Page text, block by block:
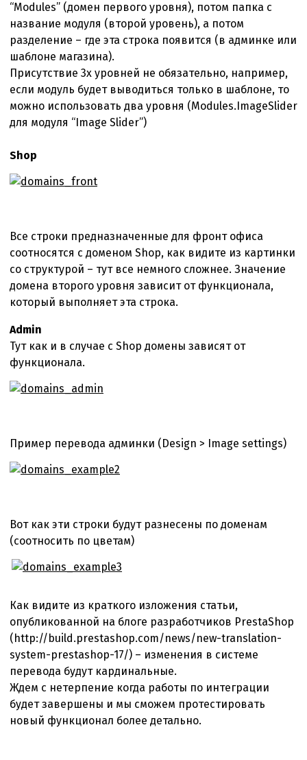
“Modules” (домен первого уровня), потом папка с
название модуля (второй уровень), а потом
разделение – где эта строка появится (в админке или
шаблоне магазина).
Присутствие 3х уровней не обязательно, например,
если модуль будет выводиться только в шаблоне, то
можно использовать два уровня (Modules.ImageSlider
для модуля “Image Slider”)
Shop
Все строки предназначенные для фронт офиса
соотносятся с доменом Shop, как видите из картинки
со структурой – тут все немного сложнее. Значение
домена второго уровня зависит от функционала,
который выполняет эта строка.
Admin
Тут как и в случае с Shop домены зависят от
функционала.
Пример перевода админки (Design > Image settings)
Вот как эти строки будут разнесены по доменам
(соотносить по цветам)
Как видите из краткого изложения статьи,
опубликованной на блоге разработчиков PrestaShop
(http://build.prestashop.com/news/new-translation-
system-prestashop-17/) – изменения в системе
перевода будут кардинальные.
Ждем с нетерпение когда работы по интеграции
будет завершены и мы сможем протестировать
новый функционал более детально.